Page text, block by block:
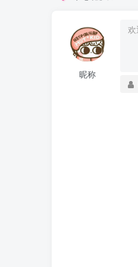
昵称